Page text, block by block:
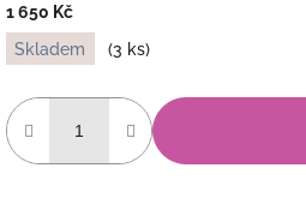
1 650 Kč
Měrná
cena:
Skladem (3 ks)